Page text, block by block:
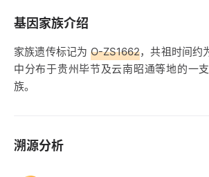
基因家族介绍
家族遗传标记为 O-ZS1662，共祖时间约
中分布于贵州毕节及云南昭通等地的一
族。
溯源分析